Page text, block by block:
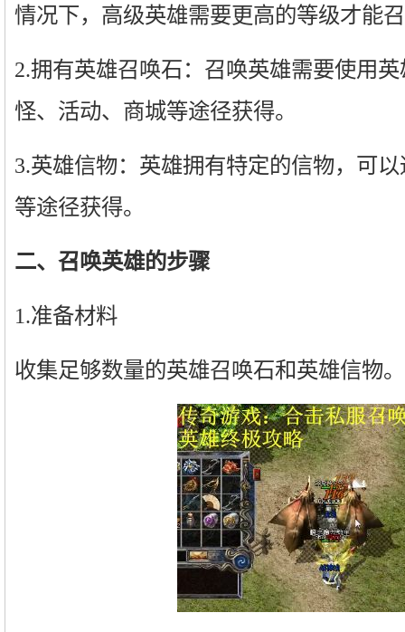
情况下，高级英雄需要更高的等级才能
2.拥有英雄召唤石：召唤英雄需要使用
怪、活动、商城等途径获得。
3.英雄信物：英雄拥有特定的信物，可
等途径获得。
二、召唤英雄的步骤
1.准备材料
收集足够数量的英雄召唤石和英雄信物。